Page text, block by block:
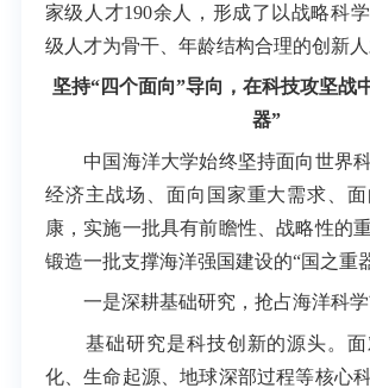
家级人才190余人，形成了以战略科
级人才为骨干、年龄结构合理的创新人
坚持“四个面向”导向，在科技攻坚战
器”
中国海洋大学始终坚持面向世界科
经济主战场、面向国家重大需求、
康，实施一批具有前瞻性、战略性的
锻造一批支撑海洋强国建设的“国之重器
一是深耕基础研究，抢占海洋科学
基础研究是科技创新的源头。面
化、生命起源、地球深部过程等核心